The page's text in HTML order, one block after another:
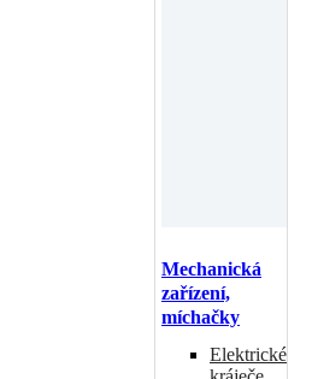
Mechanická
zařízení,
míchačky
Elektrické